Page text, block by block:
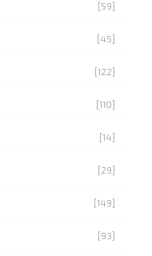
[59]
[45]
[122]
[110]
[14]
[29]
[149]
[93]